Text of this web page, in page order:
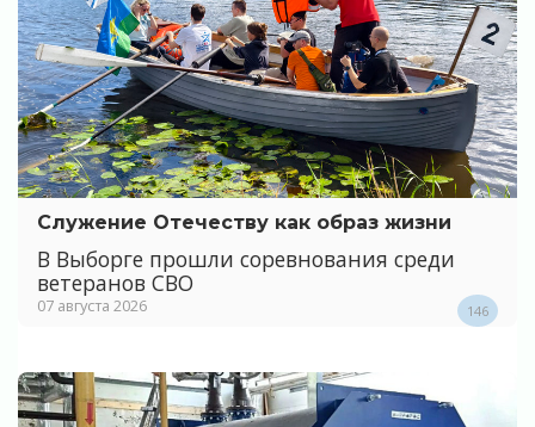
Служение Отечеству как образ жизни
В Выборге прошли соревнования среди
ветеранов СВО
07 августа 2026 146